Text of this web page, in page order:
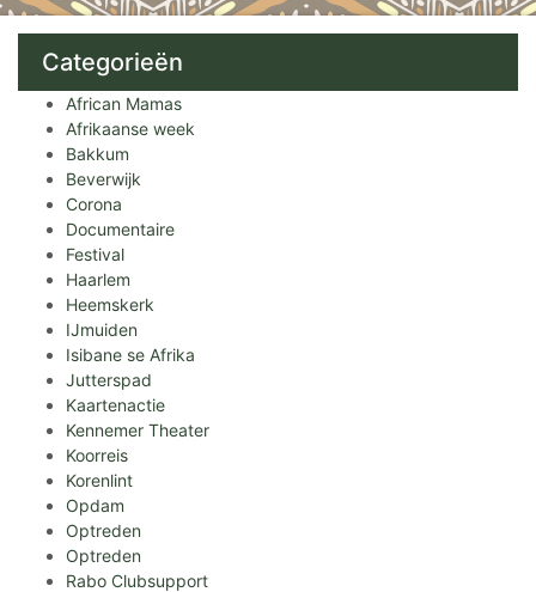
Categorieën
African Mamas
Afrikaanse week
Bakkum
Beverwijk
Corona
Documentaire
Festival
Haarlem
Heemskerk
IJmuiden
Isibane se Afrika
Jutterspad
Kaartenactie
Kennemer Theater
Koorreis
Korenlint
Opdam
Optreden
Optreden
Rabo Clubsupport